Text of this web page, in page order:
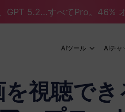
GPT 5.2...すべてPro。46%
AIツール AIチャ
視聴で